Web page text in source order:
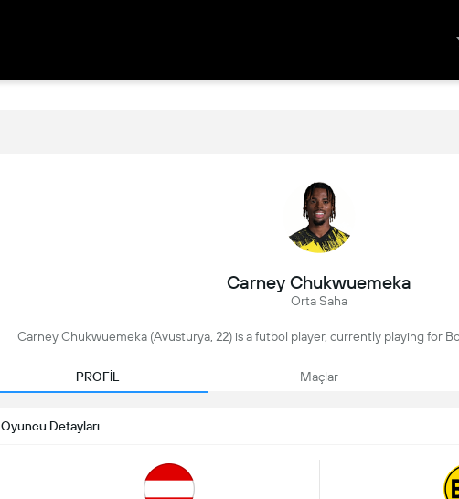
Carney Chukwuemeka
Orta Saha
Carney Chukwuemeka (Avusturya, 22) is a futbol player, currently playing for
PROFİL Maçlar
Oyuncu Detayları